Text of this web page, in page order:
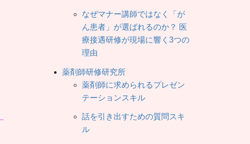
なぜマナー講師ではなく「が
ん患者」が選ばれるのか？ 医
療接遇研修が現場に響く3つの
理由
薬剤師研修研究所
薬剤師に求められるプレゼン
テーションスキル
話を引き出すための質問スキ
ル